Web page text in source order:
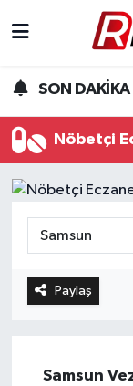
SON DAKİKA
Nöbetçi
Paylaş
Samsun
Gündem
Yurttan
Teknoloji
Sağlık
Rize Hava
Rize Trafik
Tüm
Son Dakika